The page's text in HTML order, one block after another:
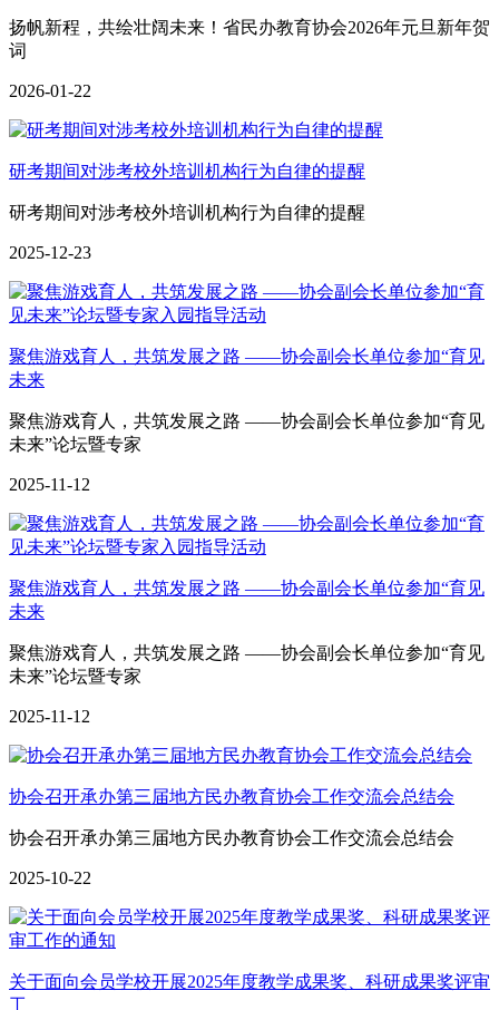
扬帆新程，共绘壮阔未来！省民办教育协会2026年元旦新年贺
词
2026-01-22
研考期间对涉考校外培训机构行为自律的提醒
研考期间对涉考校外培训机构行为自律的提醒
2025-12-23
聚焦游戏育人，共筑发展之路 ——协会副会长单位参加“育见
未来
聚焦游戏育人，共筑发展之路 ——协会副会长单位参加“育见
未来”论坛暨专家
2025-11-12
聚焦游戏育人，共筑发展之路 ——协会副会长单位参加“育见
未来
聚焦游戏育人，共筑发展之路 ——协会副会长单位参加“育见
未来”论坛暨专家
2025-11-12
协会召开承办第三届地方民办教育协会工作交流会总结会
协会召开承办第三届地方民办教育协会工作交流会总结会
2025-10-22
关于面向会员学校开展2025年度教学成果奖、科研成果奖评审
工